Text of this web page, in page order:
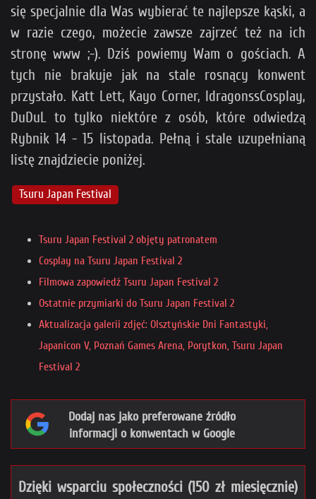
się specjalnie dla Was wybierać te najlepsze kąski, a
w razie czego, możecie zawsze zajrzeć też na ich
stronę www ;-). Dziś powiemy Wam o gościach. A
tych nie brakuje jak na stale rosnący konwent
przystało. Katt Lett, Kayo Corner, IdragonssCosplay,
DuDuL to tylko niektóre z osób, które odwiedzą
Rybnik 14 - 15 listopada. Pełną i stale uzupełnianą
listę znajdziecie poniżej.
Tsuru Japan Festival
Tsuru Japan Festival 2 objęty patronatem
Cosplay na Tsuru Japan Festival 2
Filmowa zapowiedź Tsuru Japan Festival 2
Ostatnie przymiarki do Tsuru Japan Festival 2
Aktualizacja galerii zdjęć: Olsztyńskie Dni Fantastyki,
Japanicon V, Poznań Games Arena, Porytkon, Tsuru Japan
Festival 2
Dodaj nas jako preferowane źródło
informacji o konwentach w Google
Dzięki wsparciu społeczności (150 zł miesięcznie)